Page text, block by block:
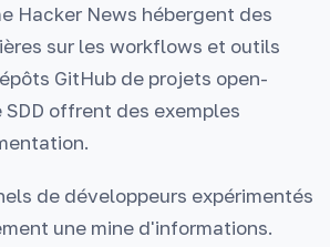
Hacker News hébergent des
sur les workflows et outils
GitHub de projets open-
offrent des exemples
de développeurs expérimentés
une mine d'informations.